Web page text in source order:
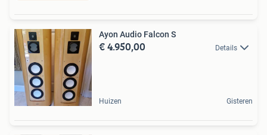
Ayon Audio Falcon S
€ 4.950,00 Details
Huizen Gisteren